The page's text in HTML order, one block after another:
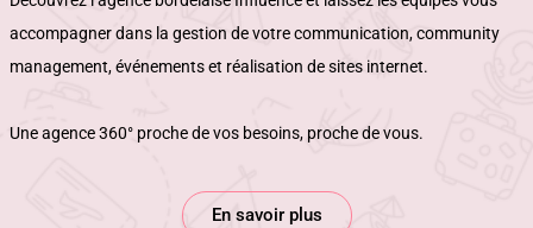
accompagner dans la gestion de votre communication, community
management, événements et réalisation de sites internet.
Une agence 360° proche de vos besoins, proche de vous.
En savoir plus